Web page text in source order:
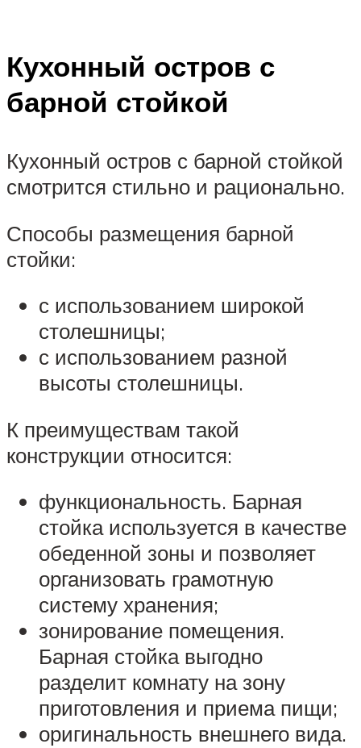
Кухонный остров с
барной стойкой
Кухонный остров с барной стойкой
смотрится стильно и рационально.
Способы размещения барной
стойки:
с использованием широкой
столешницы;
с использованием разной
высоты столешницы.
К преимуществам такой
конструкции относится:
функциональность. Барная
стойка используется в качестве
обеденной зоны и позволяет
организовать грамотную
систему хранения;
зонирование помещения.
Барная стойка выгодно
разделит комнату на зону
приготовления и приема пищи;
оригинальность внешнего вида.